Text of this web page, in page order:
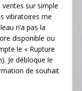
sur simple
vibratoires me
n’a pas la
disponible ou
le « Rupture
Je débloque le
de souhait